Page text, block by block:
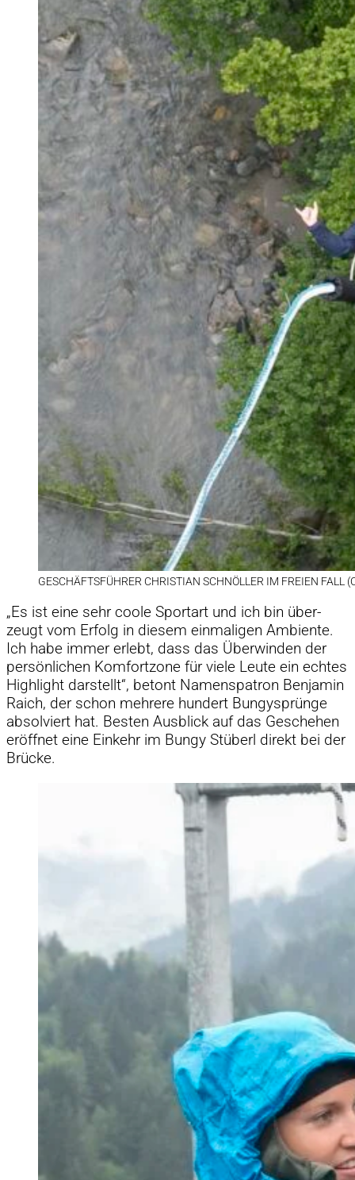
GE­SCHÄFTS­FÜH­RER CHRIS­TIAN SCHNÖL­LER IM FREIEN FALL
„Es ist eine sehr coole Sport­art und ich bin über­
zeugt vom Er­folg in die­sem ein­ma­li­gen Am­bi­ente.
Ich habe im­mer er­lebt, dass das Über­win­den der
per­sön­li­chen Kom­fort­zone für viele Leute ein ech­tes
High­light dar­stellt“, be­tont Na­mens­pa­tron Ben­ja­min
Raich, der schon meh­rere hun­dert Bun­gy­sprünge
ab­sol­viert hat. Bes­ten Aus­blick auf das Ge­sche­hen
er­öff­net eine Ein­kehr im Bungy Stüberl di­rekt bei der
Brü­cke.